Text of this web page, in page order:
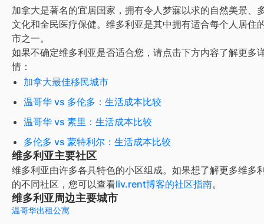
加拿大是著名的宜居国家，拥有令人梦寐以求的自然美景、
文化和全民医疗保健。 维多利亚是其中拥有适合每个人居住
市之一。
如果不确定维多利亚是否适合您，请点击下方内容了解更多
情：
加拿大最佳移民城市
温哥华 vs 多伦多：生活成本比较
温哥华 vs 素里：生活成本比较
多伦多 vs 蒙特利尔：生活成本比较
维多利亚主要社区
维多利亚由许多各具特色的小区组成。如果想了解更多维多
的不同社区，您可以查看liv.rent博客的社区指南。
维多利亚周边主要城市
温哥华出租公寓